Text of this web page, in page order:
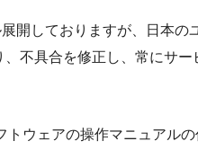
開しておりますが、日本の
不具合を修正し、常にサー
ウェアの操作マニュアル